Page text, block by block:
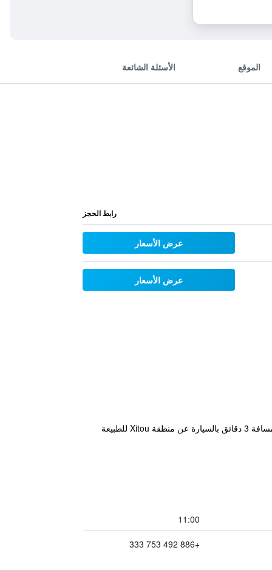
الموقع الأسئلة الشائعة
رابط الحجز
عرض الأسعار
عرض الأسعار
يوفر Shante Hotel Shitou إطلالات رائعة على الجبال، وتحيط به المساحات الخضراء، ويوفر مكان إقامة في لوغو، ويبعُد مسافة 3 دقائق بالسيارة عن منطقة Xitou للطبيعة
11:00
+886 492 753 333